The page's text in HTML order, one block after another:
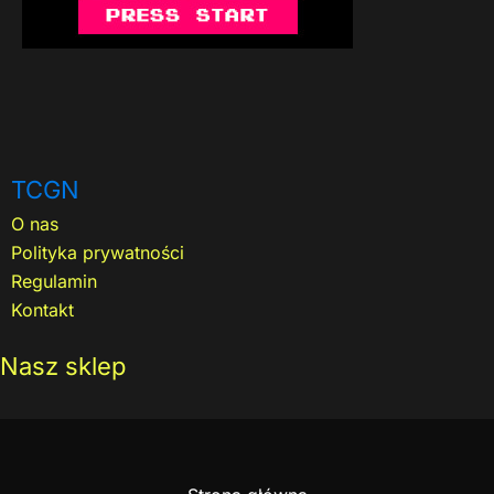
TCGN
O nas
Polityka prywatności
Regulamin
Kontakt
Nasz sklep